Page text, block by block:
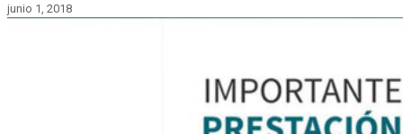
junio 1, 2018